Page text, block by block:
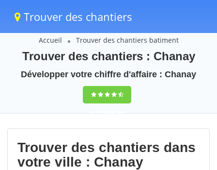
Trouver des chantiers
Accueil Trouver des chantiers batiment
Trouver des chantiers : Chanay
Développer votre chiffre d'affaire : Chanay
9,5(100%)54
votes
Trouver des chantiers dans
votre ville : Chanay